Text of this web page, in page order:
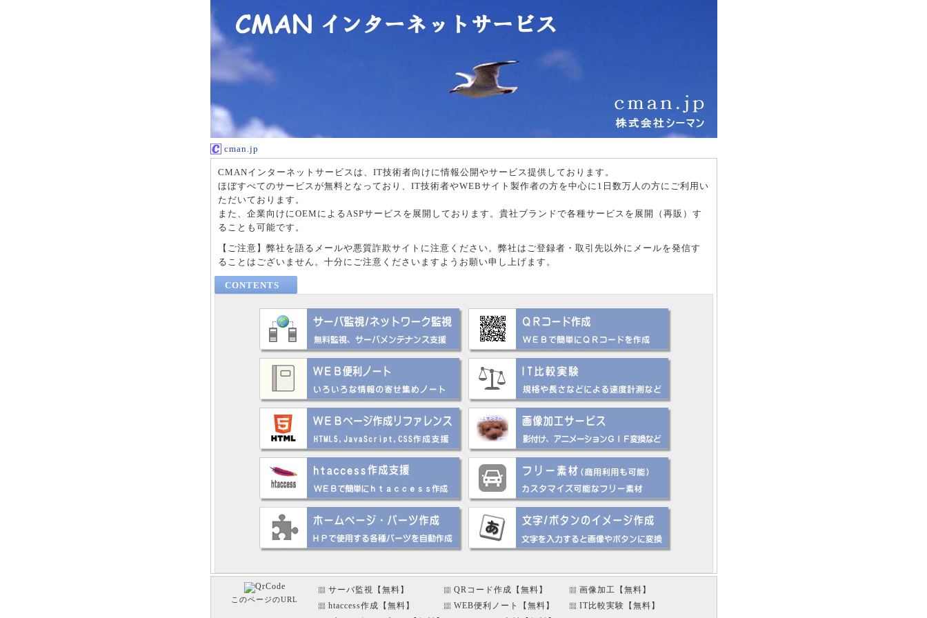
cman.jp
CMANインターネットサービスは、IT技術者向けに情報公開やサービス提供しております。
ほぼすべてのサービスが無料となっており、IT技術者やWEBサイト製作者の方を中心に1日数万人の方にご利用い
ただいております。
また、企業向けにOEMによるASPサービスを展開しております。貴社ブランドで各種サービスを展開（再販）す
ることも可能です。
【ご注意】弊社を語るメールや悪質詐欺サイトに注意ください。弊社はご登録者・取引先以外にメールを発信す
ることはございません。十分にご注意くださいますようお願い申し上げます。
CONTENTS
このページのURL
サーバ監視【無料】 QRコード作成【無料】
画像加工【無料】
htaccess作成【無料】
WEB便利ノート【無料】
IT比較実験【無料】